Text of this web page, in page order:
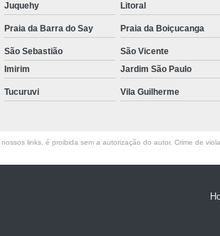
Juquehy Litoral
Praia da Barra do Say Praia da Boiçucanga
São Sebastião São Vicente
Imirim Jardim São Paulo
Tucuruvi Vila Guilherme
links, é proibida sem a autorização do autor. Crime de